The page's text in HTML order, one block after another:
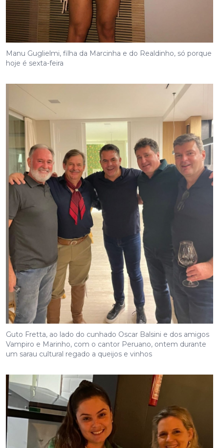
Manu Guglielmi, filha da Marcinha e do Realdinho, só porque
hoje é sexta-feira
Guto Fretta, ao lado do cunhado Oscar Balsini e dos amigos
Vampiro e Marinho, com o cantor Peruano, ontem durante
um sarau cultural regado a queijos e vinhos